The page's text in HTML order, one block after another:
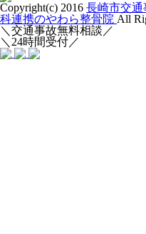
Copyright(c) 2016 長崎市交通
科連携のやわら整骨院 All
＼交通事故無料相談／
＼24時間受付／